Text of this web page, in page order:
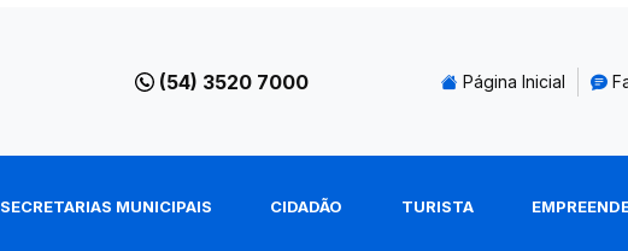
(54) 3520 7000 Página Inicial
SECRETARIAS MUNICIPAIS CIDADÃO TURISTA